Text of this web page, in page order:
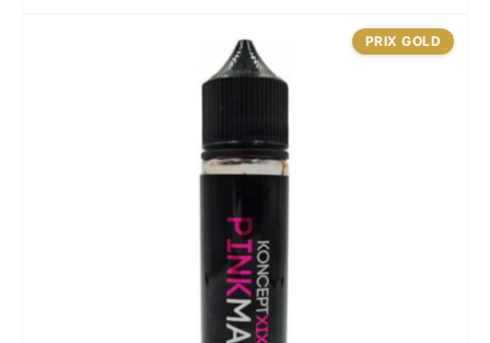
PRIX GOLD